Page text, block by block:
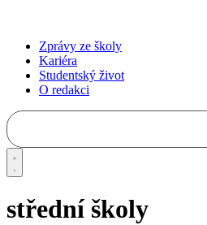
Zprávy ze školy
Kariéra
Studentský život
O redakci
střední školy